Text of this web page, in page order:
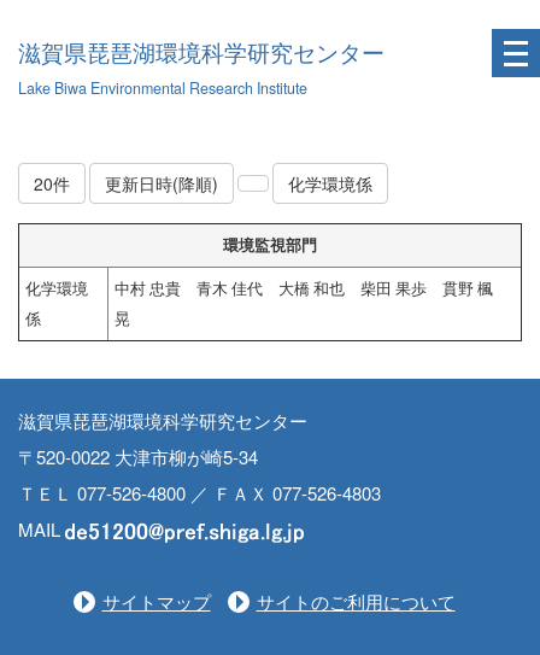
滋賀県琵琶湖環境科学研究センター
Lake Biwa Environmental Research Institute
20件 更新日時(降順) 化学環境係
環境監視部門
化学環境
係
中村 忠貴 青木 佳代 大橋 和也 柴田 果歩 貫野 楓
晃
滋賀県琵琶湖環境科学研究センター
〒520-0022 大津市柳が崎5-34
ＴＥＬ 077-526-4800 ／ ＦＡＸ 077-526-4803
MAIL
サイトマップ サイトのご利用について